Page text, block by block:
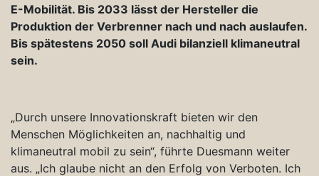
E-Mobilität. Bis 2033 lässt der Hersteller die
Produktion der Verbrenner nach und nach auslaufen.
Bis spätestens 2050 soll Audi bilanziell klimaneutral
sein.
„Durch unsere Innovationskraft bieten wir den
Menschen Möglichkeiten an, nachhaltig und
klimaneutral mobil zu sein“, führte Duesmann weiter
aus. „Ich glaube nicht an den Erfolg von Verboten. Ich